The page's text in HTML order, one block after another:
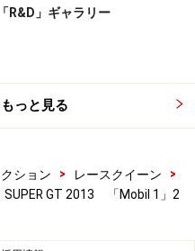
R&D」ギャラリー
っと見る
ション > レースクイーン
>
SUPER GT 2013 「Mobil 1」2